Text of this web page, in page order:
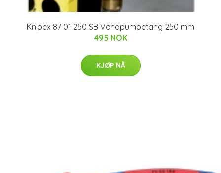
Knipex 87 01 250 SB Vandpumpetang 250 mm
495 NOK
KJØP NÅ